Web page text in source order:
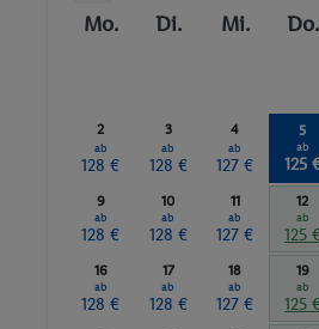
Mo. Di. Mi. Do.
2
ab
128 €
3
ab
128 €
4
ab
127 €
5
ab
125
9
ab
128 €
10
ab
128 €
11
ab
127 €
12
ab
125
16
ab
128 €
17
ab
128 €
18
ab
127 €
19
ab
125